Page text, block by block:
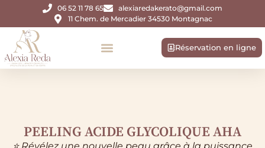
06 52 11 78 65
alexiaredakerato@gmail.com
11 Chem. de Mercadier 34530 Montagnac
Réservation en ligne
PEELING ACIDE GLYCOLIQUE AHA